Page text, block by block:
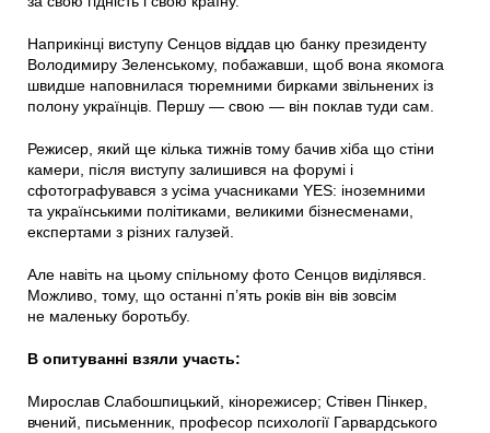
Наприкінці виступу Сенцов віддав цю банку президенту
Володимиру Зеленському, побажавши, щоб вона якомога
швидше наповнилася тюремними бирками звільнених із
полону українців. Першу — свою — він поклав туди сам.
Режисер, який ще кілька тижнів тому бачив хіба що стіни
камери, після виступу залишився на форумі і
сфотографувався з усіма учасниками YES: іноземними
та українськими політиками, великими бізнесменами,
експертами з різних галузей.
Але навіть на цьому спільному фото Сенцов виділявся.
Можливо, тому, що останні п’ять років він вів зовсім
не маленьку боротьбу.
В опитуванні взяли участь:
Мирослав Слабошпицький, кінорежисер; Стівен Пінкер,
вчений, письменник, професор психології Гарвардського